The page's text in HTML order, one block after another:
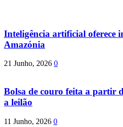
Inteligência artificial oferece
Amazónia
21 Junho, 2026 0
Bolsa de couro feita a partir
a leilão
11 Junho, 2026 0